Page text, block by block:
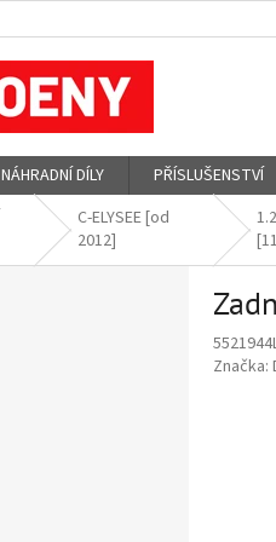
NÁHRADNÍ DÍLY PŘÍSLUŠENSTVÍ
C-ELYSEE [od
2012]
Značka: